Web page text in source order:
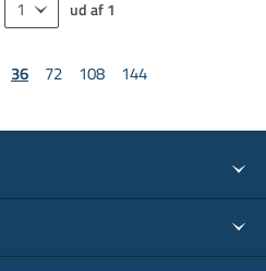
ud af 1
36 72 108 144